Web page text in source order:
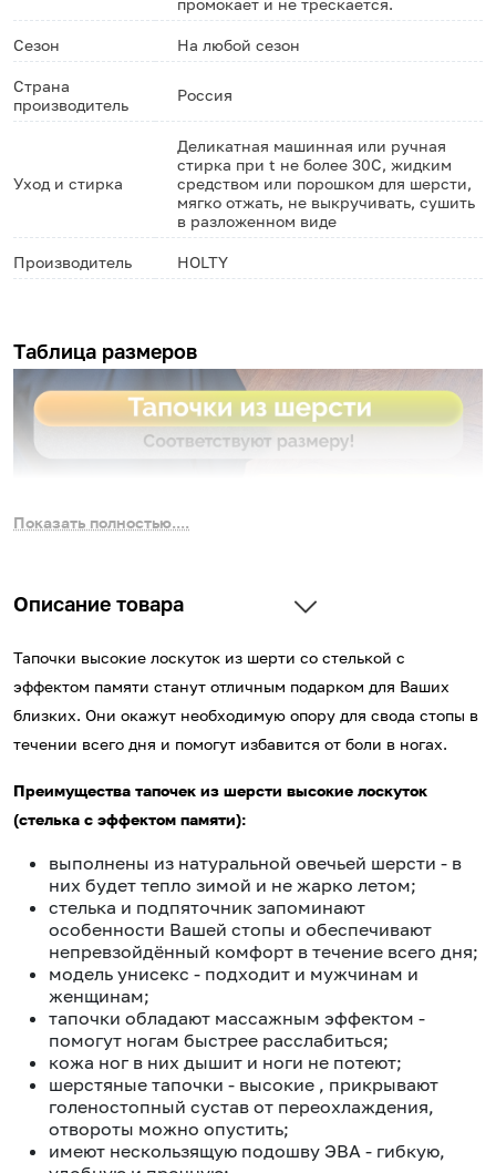
промокает и не трескается.
Сезон На любой сезон
Страна
производитель
Россия
Уход и стирка
Деликатная машинная или ручная
стирка при t не более 30С, жидким
средством или порошком для шерсти,
мягко отжать, не выкручивать, сушить
в разложенном виде
Производитель HOLTY
Таблица размеров
Показать полностью....
Описание товара
Тапочки высокие лоскуток из шерти со стелькой с
эффектом памяти станут отличным подарком для Ваших
близких. Они окажут необходимую опору для свода стопы в
течении всего дня и помогут избавится от боли в ногах.
Преимущества тапочек из шерсти высокие лоскуток
(стелька с эффектом памяти):
выполнены из натуральной овечьей шерсти - в
них будет тепло зимой и не жарко летом;
стелька и подпяточник запоминают
особенности Вашей стопы и обеспечивают
непревзойдённый комфорт в течение всего дня;
модель унисекс - подходит и мужчинам и
женщинам;
тапочки обладают массажным эффектом -
помогут ногам быстрее расслабиться;
кожа ног в них дышит и ноги не потеют;
шерстяные тапочки - высокие , прикрывают
голеностопный сустав от переохлаждения,
отвороты можно опустить;
имеют нескользящую подошву ЭВА - гибкую,